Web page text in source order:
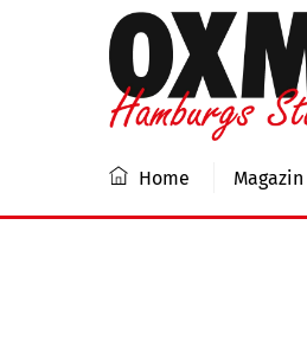
Home Magazin